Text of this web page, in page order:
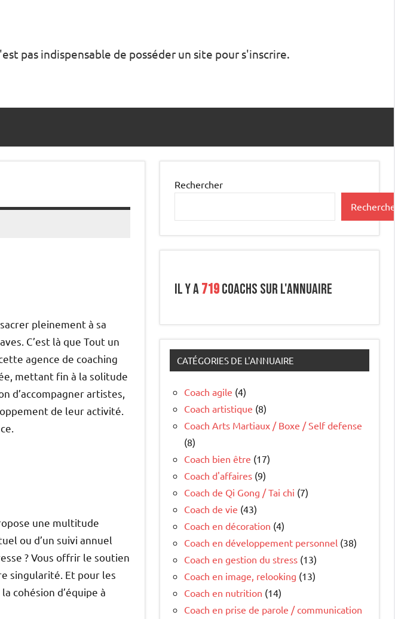
pas indispensable de posséder un site pour s'inscrire.
pleinement à sa
C’est là que Tout un
agence de coaching
mettant fin à la solitude
d’accompagner artistes,
de leur activité.
une multitude
ou d’un suivi annuel
? Vous offrir le soutien
singularité. Et pour les
cohésion d’équipe à
Rechercher
Il y a719coachs sur l'annuaire
CATÉGORIES DE L'ANNUAIRE
Coach agile (4)
Coach artistique (8)
Coach Arts Martiaux / Boxe / Self defense
(8)
Coach bien être (17)
Coach d'affaires (9)
Coach de Qi Gong / Tai chi (7)
Coach de vie (43)
Coach en décoration (4)
Coach en développement personnel (38)
Coach en gestion du stress (13)
Coach en image, relooking (13)
Coach en nutrition (14)
Coach en prise de parole / communication